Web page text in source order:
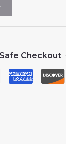
Checkout